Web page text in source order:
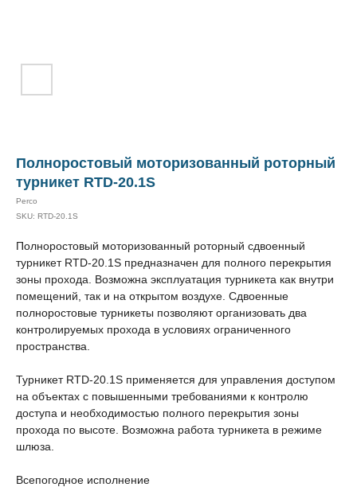
Полноростовый моторизованный роторный
турникет RTD-20.1S
Perco
SKU: RTD-20.1S
Полноростовый моторизованный роторный сдвоенный
турникет RTD-20.1S предназначен для полного перекрытия
зоны прохода. Возможна эксплуатация турникета как внутри
помещений, так и на открытом воздухе. Сдвоенные
полноростовые турникеты позволяют организовать два
контролируемых прохода в условиях ограниченного
пространства.
Турникет RTD-20.1S применяется для управления доступом
на объектах с повышенными требованиями к контролю
доступа и необходимостью полного перекрытия зоны
прохода по высоте. Возможна работа турникета в режиме
шлюза.
Всепогодное исполнение